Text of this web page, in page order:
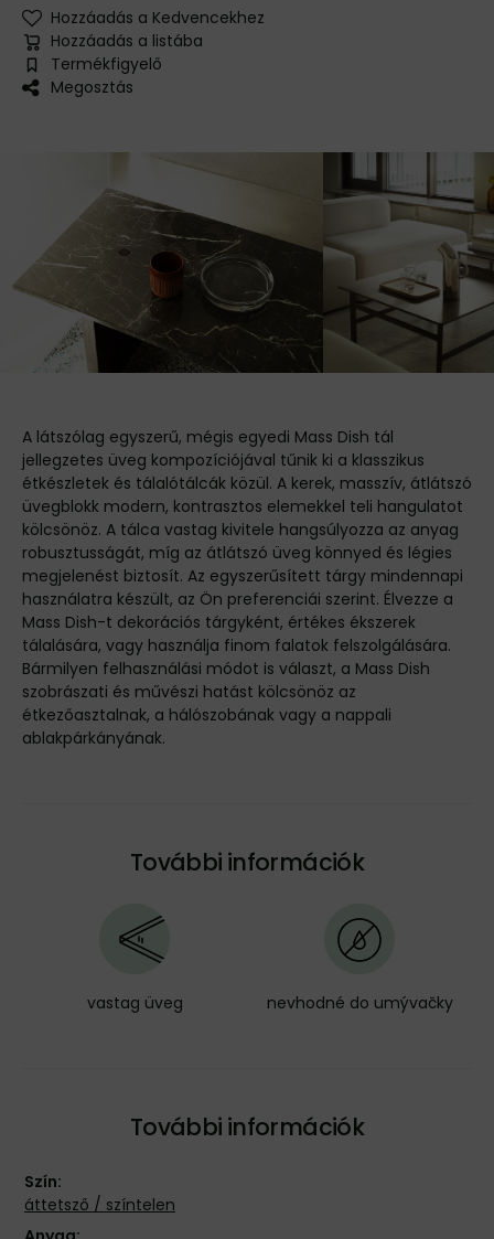
Hozzáadás a Kedvencekhez
Hozzáadás a listába
Termékfigyelő
Megosztás
A látszólag egyszerű, mégis egyedi Mass Dish tál
jellegzetes üveg kompozíciójával tűnik ki a klasszikus
étkészletek és tálalótálcák közül. A kerek, masszív, átlátszó
üvegblokk modern, kontrasztos elemekkel teli hangulatot
kölcsönöz. A tálca vastag kivitele hangsúlyozza az anyag
robusztusságát, míg az átlátszó üveg könnyed és légies
megjelenést biztosít. Az egyszerűsített tárgy mindennapi
használatra készült, az Ön preferenciái szerint. Élvezze a
Mass Dish-t dekorációs tárgyként, értékes ékszerek
tálalására, vagy használja finom falatok felszolgálására.
Bármilyen felhasználási módot is választ, a Mass Dish
szobrászati és művészi hatást kölcsönöz az
étkezőasztalnak, a hálószobának vagy a nappali
ablakpárkányának.
További információk
vastag üveg nevhodné do umývačky
További információk
Szín:
áttetsző / színtelen